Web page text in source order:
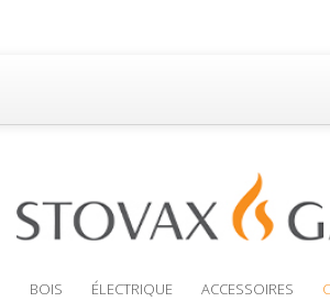
Accueil
Brochures
BOIS ÉLECTRIQUE ACCESSOIRES